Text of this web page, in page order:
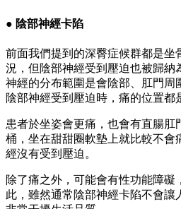
● 陰部神經卡陷
前面我們提到的深臀症候群都是坐
況，但陰部神經受到壓迫也被歸納
神經的分布範圍是會陰部、肛門周
陰部神經受到壓迫時，痛的位置都
患者於坐姿會更痛，也會有直腸肛
桶，坐在甜甜圈軟墊上就比較不會
經沒有受到壓迫。
除了痛之外，可能會有性功能障礙
此，雖然通常陰部神經卡陷不會讓